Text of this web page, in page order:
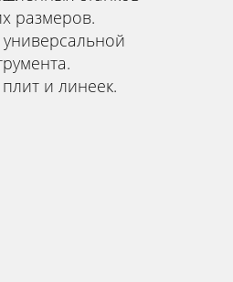
размеров.
и линеек.